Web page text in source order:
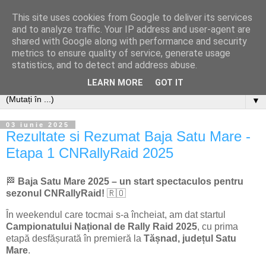
▼
03 iunie 2025
Rezultate si Rezumat Baja Satu Mare -
Etapa 1 CNRallyRaid 2025
🏁 Baja Satu Mare 2025 – un start spectaculos pentru
sezonul CNRallyRaid! 🇷🇴
În weekendul care tocmai s-a încheiat, am dat startul
Campionatului Național de Rally Raid 2025, cu prima
etapă desfășurată în premieră la Tășnad, județul Satu
Mare.
This site uses cookies from Google to deliver its services
and to analyze traffic. Your IP address and user-agent are
shared with Google along with performance and security
metrics to ensure quality of service, generate usage
statistics, and to detect and address abuse.
LEARN MORE GOT IT